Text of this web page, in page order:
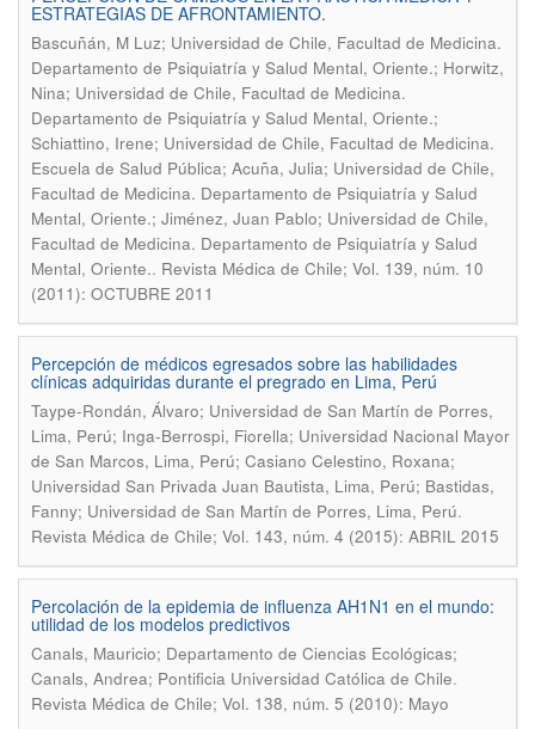
ESTRATEGIAS DE AFRONTAMIENTO.
Bascuñán, M Luz; Universidad de Chile, Facultad de Medicina.
Departamento de Psiquiatría y Salud Mental, Oriente.; Horwitz,
Nina; Universidad de Chile, Facultad de Medicina.
Departamento de Psiquiatría y Salud Mental, Oriente.;
Schiattino, Irene; Universidad de Chile, Facultad de Medicina.
Escuela de Salud Pública; Acuña, Julia; Universidad de Chile,
Facultad de Medicina. Departamento de Psiquiatría y Salud
Mental, Oriente.; Jiménez, Juan Pablo; Universidad de Chile,
Facultad de Medicina. Departamento de Psiquiatría y Salud
Mental, Oriente.. Revista Médica de Chile; Vol. 139, núm. 10
(2011): OCTUBRE 2011
Percepción de médicos egresados sobre las habilidades
clínicas adquiridas durante el pregrado en Lima, Perú
Taype-Rondán, Álvaro; Universidad de San Martín de Porres,
Lima, Perú; Inga-Berrospi, Fiorella; Universidad Nacional Mayor
de San Marcos, Lima, Perú; Casiano Celestino, Roxana;
Universidad San Privada Juan Bautista, Lima, Perú; Bastidas,
Fanny; Universidad de San Martín de Porres, Lima, Perú.
Revista Médica de Chile; Vol. 143, núm. 4 (2015): ABRIL 2015
Percolación de la epidemia de influenza AH1N1 en el mundo:
utilidad de los modelos predictivos
Canals, Mauricio; Departamento de Ciencias Ecológicas;
Canals, Andrea; Pontificia Universidad Católica de Chile.
Revista Médica de Chile; Vol. 138, núm. 5 (2010): Mayo